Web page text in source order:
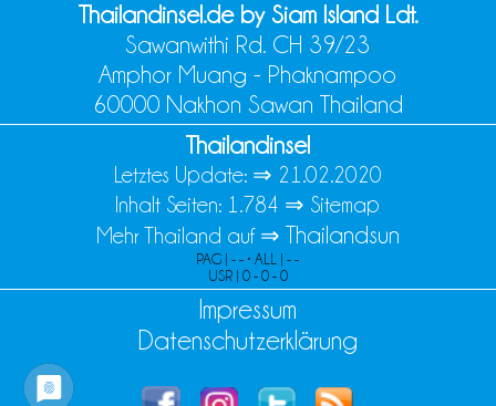
Thailandinsel.de by Siam Island Ldt.
Sawanwithi Rd. CH 39/23
Amphor Muang - Phaknampoo
60000 Nakhon Sawan Thailand
Thailandinsel
Letztes Update: ⇒ 21.02.2020
Inhalt Seiten: 1.784 ⇒ Sitemap
Mehr Thailand auf ⇒ Thailandsun
PAG | - - • ALL | - -
USR | 0 - 0 - 0
Impressum
Datenschutzerklärung